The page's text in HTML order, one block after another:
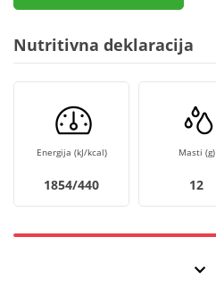
Nutritivna deklaracija
Energija (kJ/kcal)
1854/440
Masti (g)
12